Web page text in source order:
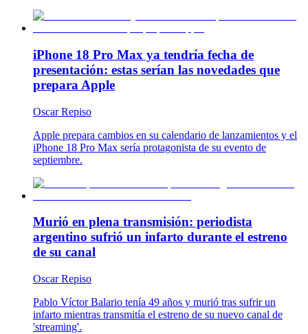
iPhone 18 Pro Max ya tendría fecha de
presentación: estas serían las novedades que
prepara Apple
Oscar Repiso
Apple prepara cambios en su calendario de lanzamientos y el
iPhone 18 Pro Max sería protagonista de su evento de
septiembre.
Murió en plena transmisión: periodista
argentino sufrió un infarto durante el estreno
de su canal
Oscar Repiso
Pablo Víctor Balario tenía 49 años y murió tras sufrir un
infarto mientras transmitía el estreno de su nuevo canal de
'streaming'.